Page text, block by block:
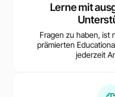
Lerne mit
Fragen zu haben, ist
prämierten
jederzeit